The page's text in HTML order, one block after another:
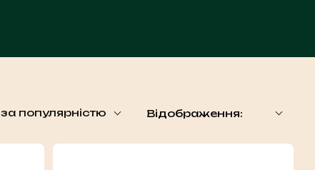
за популярністю Відображення: